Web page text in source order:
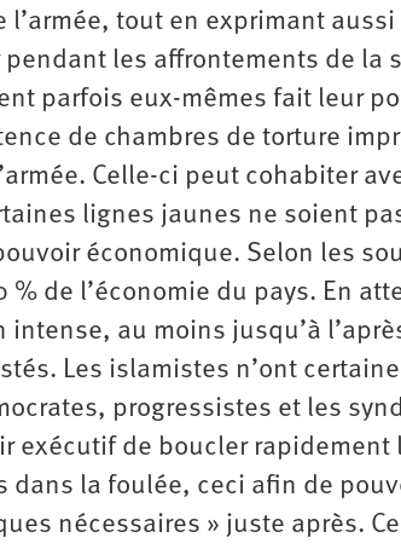
tout en exprimant
les affrontements de la
parfois eux-mêmes fait leur
de chambres de torture
Celle-ci peut cohabiter
lignes jaunes ne soient
économique. Selon les
de l’économie du pays. En
au moins jusqu’à
Les islamistes n’ont
progressistes et les
exécutif de boucler
la foulée, ceci afin de
nécessaires » juste après.